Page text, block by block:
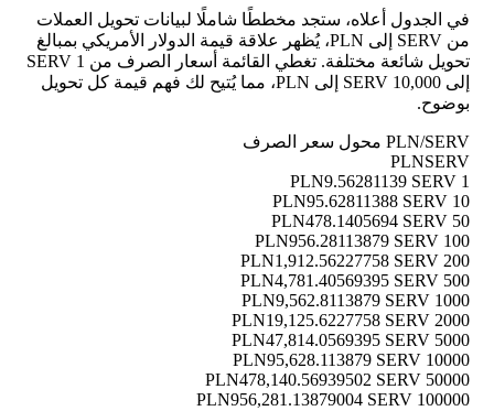
في الجدول أعلاه، ستجد مخططًا شاملًا لبيانات تحويل العملات
من SERV إلى PLN، يُظهر علاقة قيمة الدولار الأمريكي بمبالغ
تحويل شائعة مختلفة. تغطي القائمة أسعار الصرف من 1 SERV
إلى 10,000 SERV إلى PLN، مما يُتيح لك فهم قيمة كل تحويل
بوضوح.
PLN/SERV محول سعر الصرف
PLNSERV
1 PLN
9.56281139 SERV
10 PLN
95.62811388 SERV
50 PLN
478.1405694 SERV
100 PLN
956.28113879 SERV
200 PLN
1,912.56227758 SERV
500 PLN
4,781.40569395 SERV
1000 PLN
9,562.8113879 SERV
2000 PLN
19,125.6227758 SERV
5000 PLN
47,814.0569395 SERV
10000 PLN
95,628.113879 SERV
50000 PLN
478,140.56939502 SERV
100000 PLN
956,281.13879004 SERV